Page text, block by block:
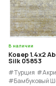
В наличии
Ковер 1.4x2
Silk 05853
#Турция
#Бамбуковый